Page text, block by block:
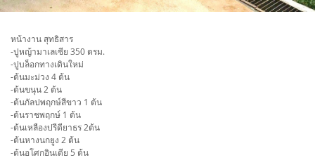
หน้างาน สุทธิสาร
-ปูหญ้ามาเลเซีย 350 ตรม.
-ปูบล็อกทางเดินใหม่
-ต้นมะม่วง 4 ต้น
-ต้นขนุน 2 ต้น
-ต้นกัลปพฤกษ์สีขาว 1 ต้น
-ต้นราชพฤกษ์ 1 ต้น
-ต้นเหลืองปรีดียาธร 2ต้น
-ต้นหางนกยูง 2 ต้น
-ต้นอโศกอินเดีย 5 ต้น